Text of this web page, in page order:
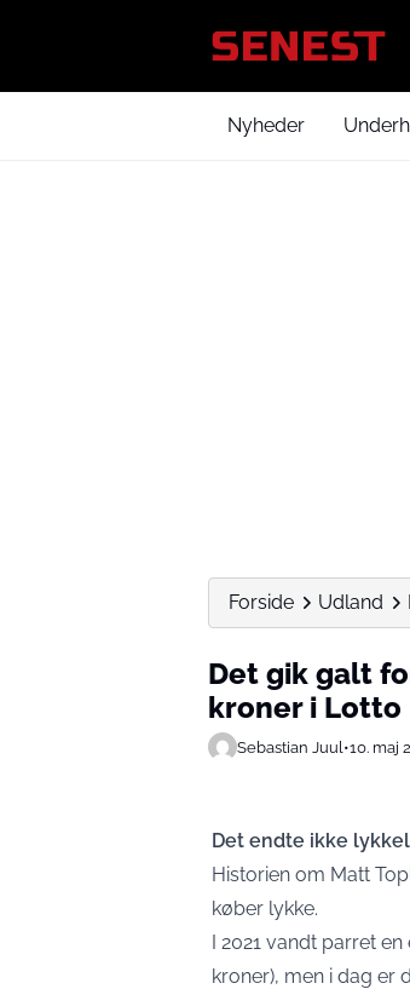
Nyheder
Forside Udland
Det gik galt
kroner i Lotto
Sebastian Juul •10. maj
Det endte ikke
Historien om Matt
køber lykke.
I 2021 vandt parret
kroner), men i dag er